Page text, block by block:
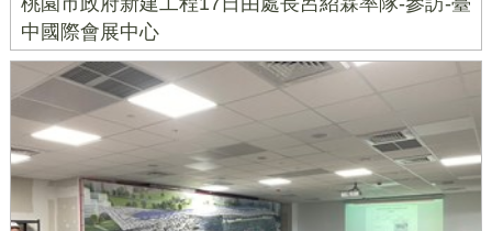
中國際會展中心